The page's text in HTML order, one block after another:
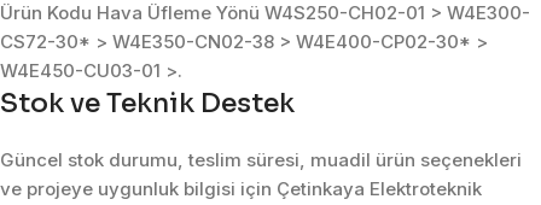
Ürün Kodu Hava Üfleme Yönü W4S250-CH02-01 > W4E300-
CS72-30* > W4E350-CN02-38 > W4E400-CP02-30* >
W4E450-CU03-01 >.
Stok ve Teknik Destek
Güncel stok durumu, teslim süresi, muadil ürün seçenekleri
ve projeye uygunluk bilgisi için Çetinkaya Elektroteknik